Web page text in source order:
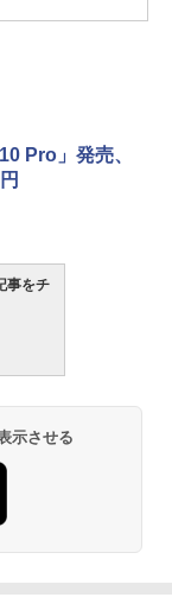
Pro」発売、
事をチ
示させる